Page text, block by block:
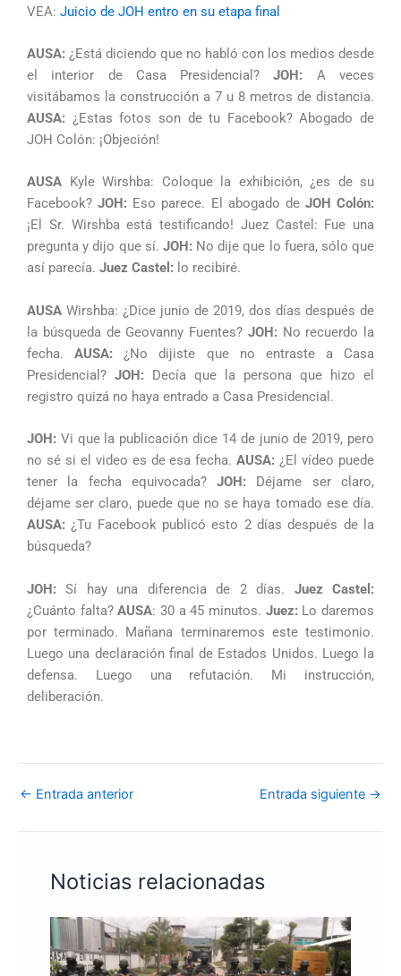
VEA: Juicio de JOH entro en su etapa final
AUSA: ¿Está diciendo que no habló con los medios desde
el interior de Casa Presidencial?JOH: A veces
visitábamos la construcción a 7 u 8 metros de distancia.
AUSA: ¿Estas fotos son de tu Facebook? Abogado de
JOH Colón: ¡Objeción!
AUSA Kyle Wirshba: Coloque la exhibición, ¿es de su
Facebook?JOH: Eso parece. El abogado de JOH Colón:
¡El Sr. Wirshba está testificando! Juez Castel: Fue una
pregunta y dijo que sí. JOH: No dije que lo fuera, sólo que
así parecía. Juez Castel: lo recibiré.
AUSA Wirshba: ¿Dice junio de 2019, dos días después de
la búsqueda de Geovanny Fuentes? JOH: No recuerdo la
fecha.AUSA: ¿No dijiste que no entraste a Casa
Presidencial? JOH: Decía que la persona que hizo el
registro quizá no haya entrado a Casa Presidencial.
JOH: Vi que la publicación dice 14 de junio de 2019, pero
no sé si el video es de esa fecha.AUSA: ¿El vídeo puede
tener la fecha equivocada?JOH: Déjame ser claro,
déjame ser claro, puede que no se haya tomado ese día.
AUSA: ¿Tu Facebook publicó esto 2 días después de la
búsqueda?
JOH: Sí hay una diferencia de 2 días. Juez Castel:
¿Cuánto falta?AUSA: 30 a 45 minutos. Juez: Lo daremos
por terminado. Mañana terminaremos este testimonio.
Luego una declaración final de Estados Unidos. Luego la
defensa. Luego una refutación. Mi instrucción,
deliberación.
← Entrada anterior Entrada siguiente →
Noticias relacionadas